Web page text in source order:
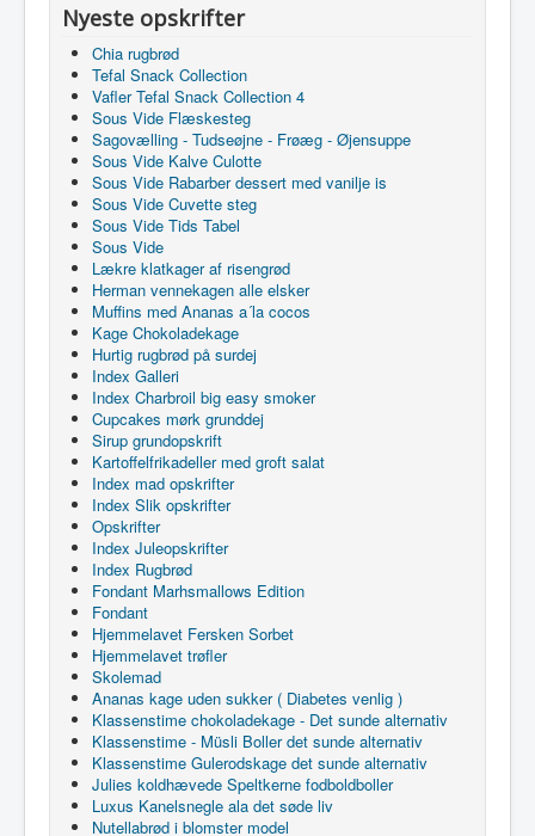
Nyeste opskrifter
Chia rugbrød
Tefal Snack Collection
Vafler Tefal Snack Collection 4
Sous Vide Flæskesteg
Sagovælling - Tudseøjne - Frøæg - Øjensuppe
Sous Vide Kalve Culotte
Sous Vide Rabarber dessert med vanilje is
Sous Vide Cuvette steg
Sous Vide Tids Tabel
Sous Vide
Lækre klatkager af risengrød
Herman vennekagen alle elsker
Muffins med Ananas a´la cocos
Kage Chokoladekage
Hurtig rugbrød på surdej
Index Galleri
Index Charbroil big easy smoker
Cupcakes mørk grunddej
Sirup grundopskrift
Kartoffelfrikadeller med groft salat
Index mad opskrifter
Index Slik opskrifter
Opskrifter
Index Juleopskrifter
Index Rugbrød
Fondant Marhsmallows Edition
Fondant
Hjemmelavet Fersken Sorbet
Hjemmelavet trøfler
Skolemad
Ananas kage uden sukker ( Diabetes venlig )
Klassenstime chokoladekage - Det sunde alternativ
Klassenstime - Müsli Boller det sunde alternativ
Klassenstime Gulerodskage det sunde alternativ
Julies koldhævede Speltkerne fodboldboller
Luxus Kanelsnegle ala det søde liv
Nutellabrød i blomster model